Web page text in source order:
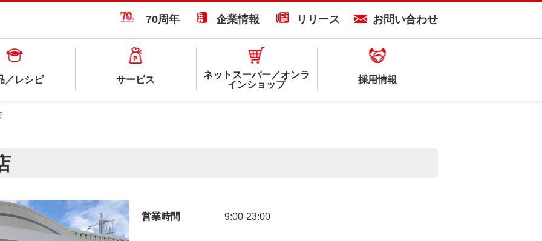
70周年 企業情報 リリース お問い合わせ
／レシピ サービス
ネットスーパー／オンラ
インショップ
採用情報
営業時間 9:00-23:00